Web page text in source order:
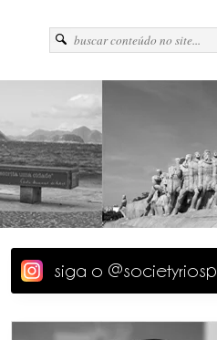
siga o @societyriosp